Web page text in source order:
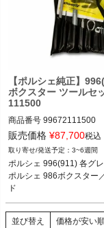
レ／タルガ／ターボ／タ
レ／GT3／GT3RS／GT2
ポルシェ 718(982)ケイマ
／ケイマンS／ケイマン
ンGT4／ケイマンGT4 RS
ター／ボクスターS／ボ
16-
ポルシェ 981ケイマン ケ
マンS 12-16
ポルシェ 981ボクスター
ボクスターS 12-16
ポルシェ 958カイエン カ
エンS／カイエン ターボ
ハイブリッド／GTS 10-18
【ポルシェ純正】
ボクスター ツールセ
111500
商品番号 99672111500
99672111500
ポルシェ 996(911) 各グレ
ポルシェ 986ボクスター
販売価格 ¥87,700税込
3~6週間
ポルシェ 996(911) 各グ
ポルシェ 986ボクスター
ド
並び替え 価格が安い